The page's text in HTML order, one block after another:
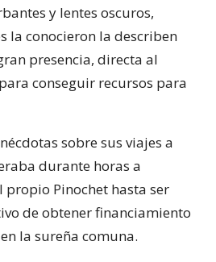
y lentes oscuros,
la conocieron la describen
presencia, directa al
conseguir recursos para
sobre sus viajes a
durante horas a
Pinochet hasta ser
de obtener financiamiento
la sureña comuna.